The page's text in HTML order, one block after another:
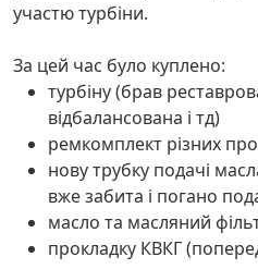
участю турбіни.
За цей час було куплено:
турбіну (брав
відбалансована і тд)
ремкомплект різних
нову трубку подачі
вже забита і погано
масло та масляний
прокладку КВКГ